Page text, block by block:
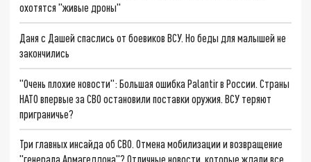
охотятся "живые дроны"
Даня с Дашей спаслись от боевиков ВСУ. Но беды для малышей не
закончились
"Очень плохие новости": Большая ошибка Palantir в России. Страны
НАТО впервые за СВО остановили поставки оружия. ВСУ теряют
приграничье?
Три главных инсайда об СВО. Отмена мобилизации и возвращение
"генерала Армагеддона"? Отличные новости, которые ждали все